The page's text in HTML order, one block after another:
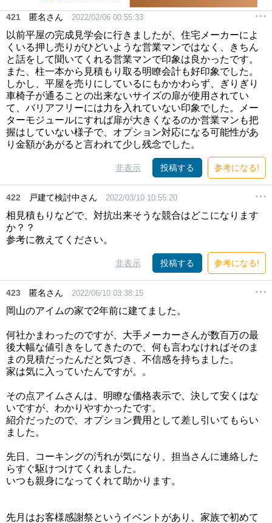
421 匿名さん 2022/02/06 00:55:33
以前平屋の完成見学会に行きましたが、住宅メーカーによ
くいる押し売りがひどいような営業マンではなく、きちん
と話をして聞いてくれる営業マンで印象は良かったです。
また、柱一本から見積もり取る明瞭会計も好印象でした。
しかし、平屋を売りにしているにもかかわらず、ぎりぎり
車椅子が通ることの出来ないサイズの扉が使用されてい
て、バリアフリーには力を入れていない印象でした。メー
ターモジュールにすれば扉が大きくなるのか営業マンも把
握はしていない様子で、オプション対応になる可能性があ
り金額があがると言われて少し残念でした。
非表示 投稿する 参考になる!
422 戸建て検討中さん 2022/03/10 10:55:20
相見積もりなどで、対抗出来そうな競合はどこになります
か？？
参考に教えてください。
非表示 投稿する 参考になる!
423 匿名さん 2022/06/10 03:38:15
岡山のアイムの家で2年前に建てました。
何社かまわったのですが、大手メーカーさんが数百万の最
後大幅な値引きをしてきたので、何も言わなければそのま
まの見積だったんだと気づき、不信感を持ちました。
家は気に入っていたんですが。。
その点アイムさんは、明瞭な価格表示で、決して安くはな
いですが、わかりやすかったです。
紹介だったので、オプション費用として差し引いてもらい
ました。
先日、コーキングの汚れが気になり、担当さんに連絡した
らすぐ駆けつけてくれました。
いつも親身になってくれて助かります。
先月はお客様感謝祭というイベントがあり、家族で初めて